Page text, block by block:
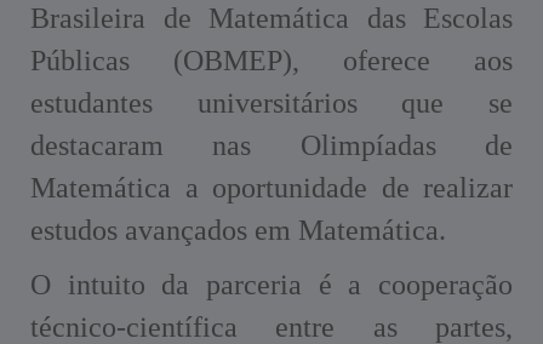
Brasileira de Matemática das Escolas
Públicas (OBMEP), oferece aos
estudantes universitários que se
destacaram nas Olimpíadas de
Matemática a oportunidade de realizar
estudos avançados em Matemática.
O intuito da parceria é a cooperação
técnico-científica entre as partes,